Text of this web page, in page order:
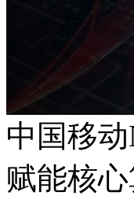
中国移
赋能核心